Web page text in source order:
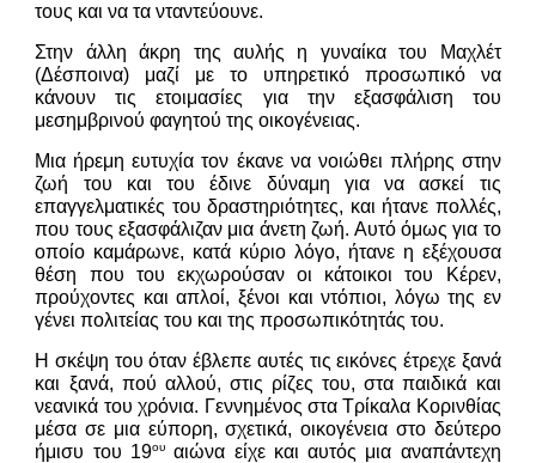
τους και να τα νταντεύουνε.
Στην άλλη άκρη της αυλής η γυναίκα του Μαχλέτ
(Δέσποινα) μαζί με το υπηρετικό προσωπικό να
κάνουν τις ετοιμασίες για την εξασφάλιση του
μεσημβρινού φαγητού της οικογένειας.
Μια ήρεμη ευτυχία τον έκανε να νοιώθει πλήρης στην
ζωή του και του έδινε δύναμη για να ασκεί τις
επαγγελματικές του δραστηριότητες, και ήτανε πολλές,
που τους εξασφάλιζαν μια άνετη ζωή. Αυτό όμως για το
οποίο καμάρωνε, κατά κύριο λόγο, ήτανε η εξέχουσα
θέση που του εκχωρούσαν οι κάτοικοι του Κέρεν,
προύχοντες και απλοί, ξένοι και ντόπιοι, λόγω της εν
γένει πολιτείας του και της προσωπικότητάς του.
Η σκέψη του όταν έβλεπε αυτές τις εικόνες έτρεχε ξανά
και ξανά, πού αλλού, στις ρίζες του, στα παιδικά και
νεανικά του χρόνια. Γεννημένος στα Τρίκαλα Κορινθίας
μέσα σε μια εύπορη, σχετικά, οικογένεια στο δεύτερο
ήμισυ του 19ουαιώνα είχε και αυτός μια αναπάντεχη